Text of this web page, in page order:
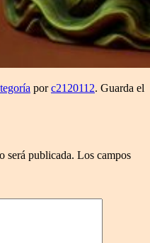
porc2120112. Guarda el
será publicada. Los campos